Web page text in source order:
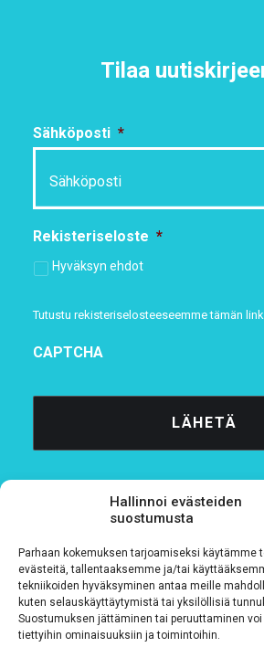
Hallinnoi evästeiden
suostumusta
Parhaan kokemuksen tarjoamiseksi käytämme
evästeitä, tallentaaksemme ja/tai
tekniikoiden hyväksyminen antaa meille
kuten selauskäyttäytymistä tai yksilöllisiä
Suostumuksen jättäminen tai peruuttaminen
tiettyihin ominaisuuksiin ja toimintoihin.
Tilaa
Sähköposti *
Rekisteriseloste *
Hyväksyn ehdot
Tutustu rekisteriselosteeseemmetämän
CAPTCHA